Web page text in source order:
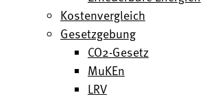
Kostenvergleich
Gesetzgebung
CO2-Gesetz
MuKEn
LRV